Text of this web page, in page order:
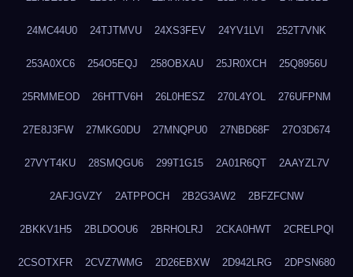
24MC44U0 24TJTMVU 24XS3FEV 24YV1LVI 252T7VNK
253A0XC6 254O5EQJ 258OBXAU 25JR0XCH 25Q8956U
25RMMEOD 26HTTV6H 26L0HESZ 270L4YOL 276UFPNM
27E8J3FW 27MKG0DU 27MNQPU0 27NBD68F 27O3D674
27VYT4KU 28SMQGU6 299T1G15 2A01R6QT 2AAYZL7V
2AFJGVZY 2ATPPOCH 2B2G3AW2 2BFZFCNW
2BKKV1H5 2BLDOOU6 2BRHOLRJ 2CKA0HWT 2CRELPQI
2CSOTXFR 2CVZ7WMG 2D26EBXW 2D942LRG 2DPSN680